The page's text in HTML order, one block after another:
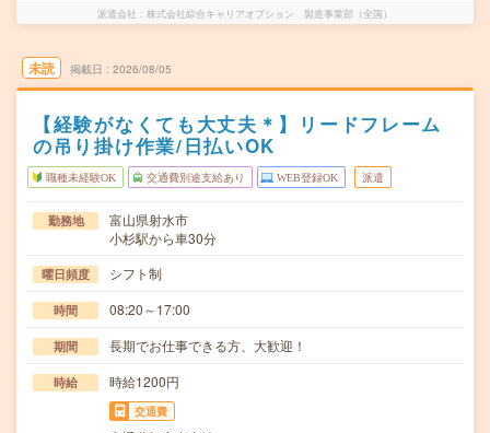
派遣会社 株式会社綜合キャリアオプション 製造事業部（全国）
未読 掲載日 2026/08/05
【経験がなくても大丈夫＊】リードフレーム
の吊り掛け作業/日払いOK
職種未経験OK 交通費別途支給あり WEB登録OK 派遣
勤務地
富山県射水市
小杉駅から車30分
曜日頻度 シフト制
時間 08:20～17:00
期間 長期でお仕事できる方、大歓迎！
時給 時給1200円
交通費